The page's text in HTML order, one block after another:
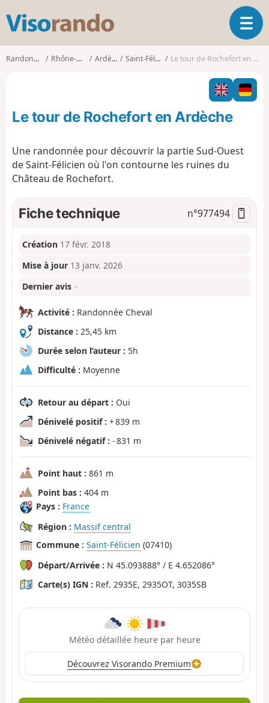
s
o
O
u
i
r
l
t
Randonnées Rhône-Alpes Ardèche Saint-Félicien Le tour de Rochefort en Ardèche
Le tour de Rochefort en Ardèche
Une randonnée pour découvrir la partie Sud-Ouest
de Saint-Félicien où l'on contourne les ruines du
Château de Rochefort.
Fiche technique n°977494
Création 17 févr. 2018
Mise à jour 13 janv. 2026
Dernier avis –
Activité : Randonnée Cheval
Distance : 25,45 km
Durée selon l’auteur : 5h
Difficulté : Moyenne
Retour au départ : Oui
Dénivelé positif : + 839 m
Dénivelé négatif : - 831 m
Point haut : 861 m
Point bas : 404 m
Pays : France
Région : Massif central
Commune : Saint-Félicien (07410)
Départ/Arrivée : N 45.093888° / E 4.652086°
Carte(s) IGN : Ref. 2935E, 2935OT, 3035SB
Météo détaillée heure par heure
Découvrez Visorando Premium